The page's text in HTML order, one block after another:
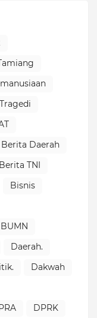
Berita Daerah
Berita TNI
Bisnis
BUMN
Daerah.
Dakwah
DPRK